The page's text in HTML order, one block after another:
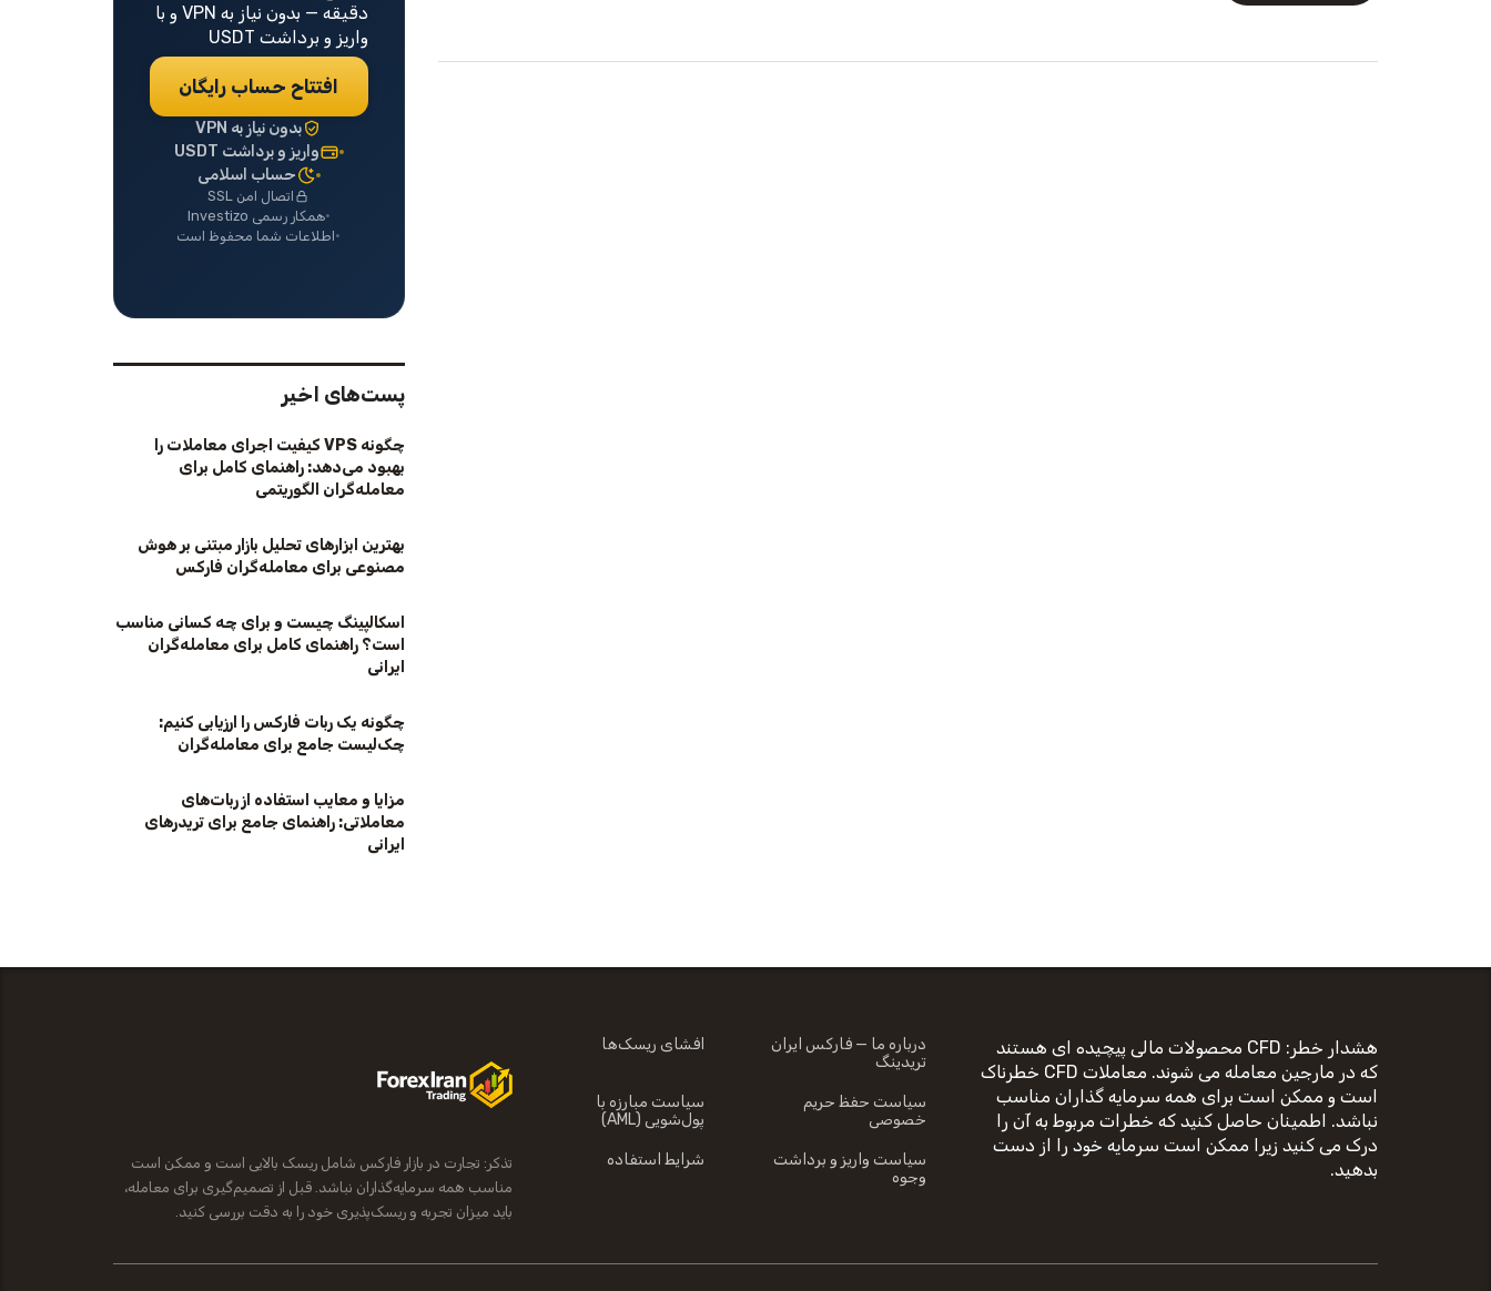
دقیقه — بدون نیاز به VPN و با
واریز و برداشت USDT
افتتاح حساب رایگان
بدون نیاز به VPN
واریز و برداشت USDT
حساب اسلامی
اتصال امن SSL
همکار رسمی Investizo
اطلاعات شما محفوظ است
پست‌های اخیر
چگونه VPS کیفیت اجرای معاملات را
بهبود می‌دهد: راهنمای کامل برای
معامله‌گران الگوریتمی
بهترین ابزارهای تحلیل بازار مبتنی بر هوش
مصنوعی برای معامله‌گران فارکس
اسکالپینگ چیست و برای چه کسانی مناسب
است؟ راهنمای کامل برای معامله‌گران
ایرانی
چگونه یک ربات فارکس را ارزیابی کنیم:
چک‌لیست جامع برای معامله‌گران
مزایا و معایب استفاده از ربات‌های
معاملاتی: راهنمای جامع برای تریدرهای
ایرانی
تذکر: تجارت در بازار فارکس شامل ریسک بالایی است و ممکن است
مناسب همه سرمایه‌گذاران نباشد. قبل از تصمیم‌گیری برای معامله،
باید میزان تجربه و ریسک‌پذیری خود را به دقت بررسی کنید.
درباره ما — فارکس ایران
تریدینگ
افشای ریسک‌ها
سیاست حفظ حریم
خصوصی
سیاست مبارزه با
پول‌شویی (AML)
سیاست واریز و برداشت
وجوه
شرایط استفاده
هشدار خطر: CFD محصولات مالی پیچیده ای هستند
که در مارجین معامله می شوند. معاملات CFD خطرناک
است و ممکن است برای همه سرمایه گذاران مناسب
نباشد. اطمینان حاصل کنید که خطرات مربوط به آن را
درک می کنید زیرا ممکن است سرمایه خود را از دست
بدهید.